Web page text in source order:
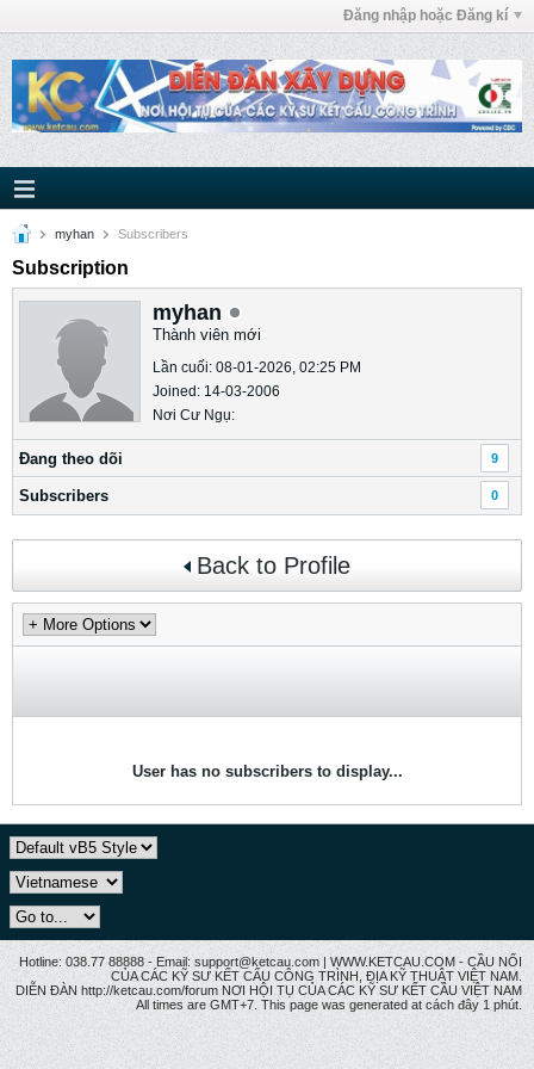
Đăng nhập hoặc Đăng kí
myhan Subscribers
Subscription
myhan
Thành viên mới
Lần cuối: 08-01-2026, 02:25 PM
Joined: 14-03-2006
Nơi Cư Ngụ:
Ðang theo dõi 9
Subscribers 0
Back to Profile
User has no subscribers to display...
Hotline: 038.77 88888 - Email: support@ketcau.com | WWW.KETCAU.COM - CẦU NỐI
CỦA CÁC KỸ SƯ KẾT CẤU CÔNG TRÌNH, ĐỊA KỸ THUẬT VIỆT NAM.
DIỄN ĐÀN http://ketcau.com/forum NƠI HỘI TỤ CỦA CÁC KỸ SƯ KẾT CÂU VIỆT NAM
All times are GMT+7. This page was generated at cách đây 1 phút.